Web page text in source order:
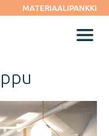
MATERIAALIPANKKI
Menu